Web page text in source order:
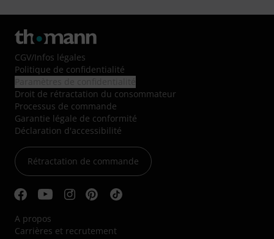
CGV/Infos légales
Politique de confidentialité
Droit de rétractation du consommateur
Processus de commande
Garantie légale de conformité
Déclaration d'accessibilité
Rétractation de commande
A propos
Carrières et recrutement